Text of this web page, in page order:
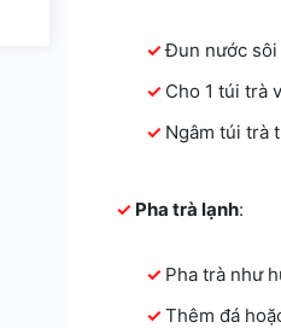
Đun nước sôi
Cho 1 túi trà
Ngâm túi trà
Pha trà lạnh:
Pha trà như
Thêm đá